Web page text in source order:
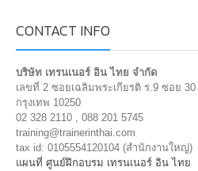
CONTACT INFO
บริษัท เทรนเนอร์ อิน ไทย จำกัด
เลขที่ 2 ซอยเฉลิมพระเกียรติ ร.9 ซอย
กรุงเทพ 10250
02 328 2110 , 088 201 5745
training@trainerinthai.com
tax id: 0105554120104 (สำนักงานใหญ่)
แผนที่ ศูนย์ฝึกอบรม เทรนเนอร์ อิน ไทย